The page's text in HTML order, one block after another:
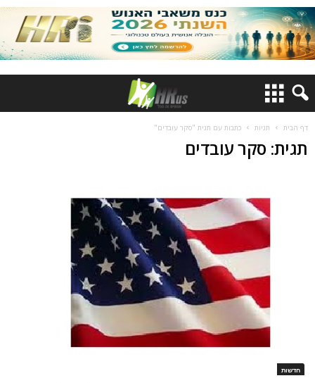
דף הבית תגיות כתבות עם תגית "סקר עובדים"
תגית: סקר עובדים
חדשות